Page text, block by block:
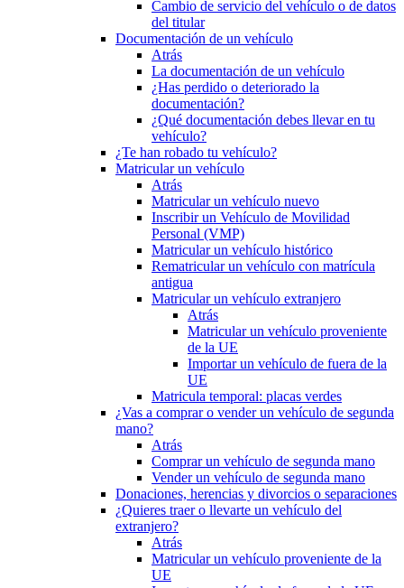
Cambio de servicio del vehículo o de datos
del titular
Documentación de un vehículo
Atrás
La documentación de un vehículo
¿Has perdido o deteriorado la
documentación?
¿Qué documentación debes llevar en tu
vehículo?
¿Te han robado tu vehículo?
Matricular un vehículo
Atrás
Matricular un vehículo nuevo
Inscribir un Vehículo de Movilidad
Personal (VMP)
Matricular un vehículo histórico
Rematricular un vehículo con matrícula
antigua
Matricular un vehículo extranjero
Atrás
Matricular un vehículo proveniente
de la UE
Importar un vehículo de fuera de la
UE
Matricula temporal: placas verdes
¿Vas a comprar o vender un vehículo de segunda
mano?
Atrás
Comprar un vehículo de segunda mano
Vender un vehículo de segunda mano
Donaciones, herencias y divorcios o separaciones
¿Quieres traer o llevarte un vehículo del
extranjero?
Atrás
Matricular un vehículo proveniente de la
UE